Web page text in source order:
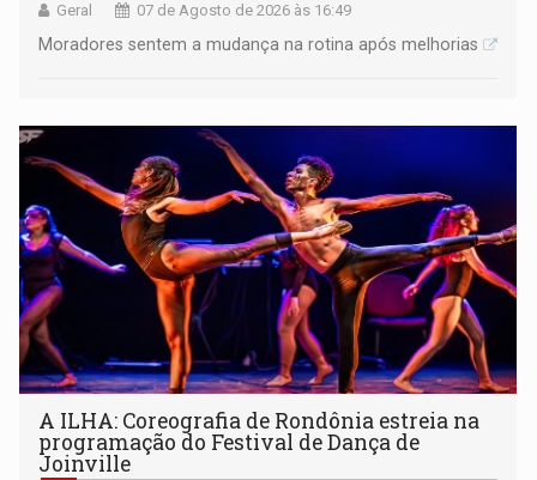
Geral 07 de Agosto de 2026 às 16:49
Moradores sentem a mudança na rotina após melhorias
A ILHA: Coreografia de Rondônia estreia na
programação do Festival de Dança de
Joinville